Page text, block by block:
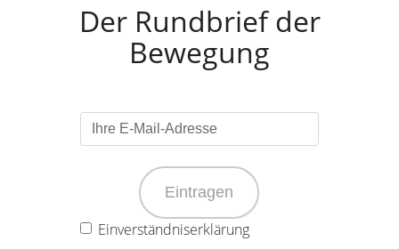
Der Rundbrief der
Bewegung
Eintragen
Einverständniserklärung